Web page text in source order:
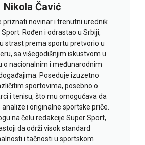
Nikola Čavić
priznati novinar i trenutni urednik
Rođen i odrastao u Srbiji,
strast prema sportu pretvorio u
sa višegodišnjim iskustvom u
o nacionalnim i međunarodnim
Poseduje izuzetno
sportovima, posebno o
i tenisu, što mu omogućava da
i originalne sportske priče.
na čelu redakcije Super Sport,
da održi visok standard
i tačnosti u sportskom